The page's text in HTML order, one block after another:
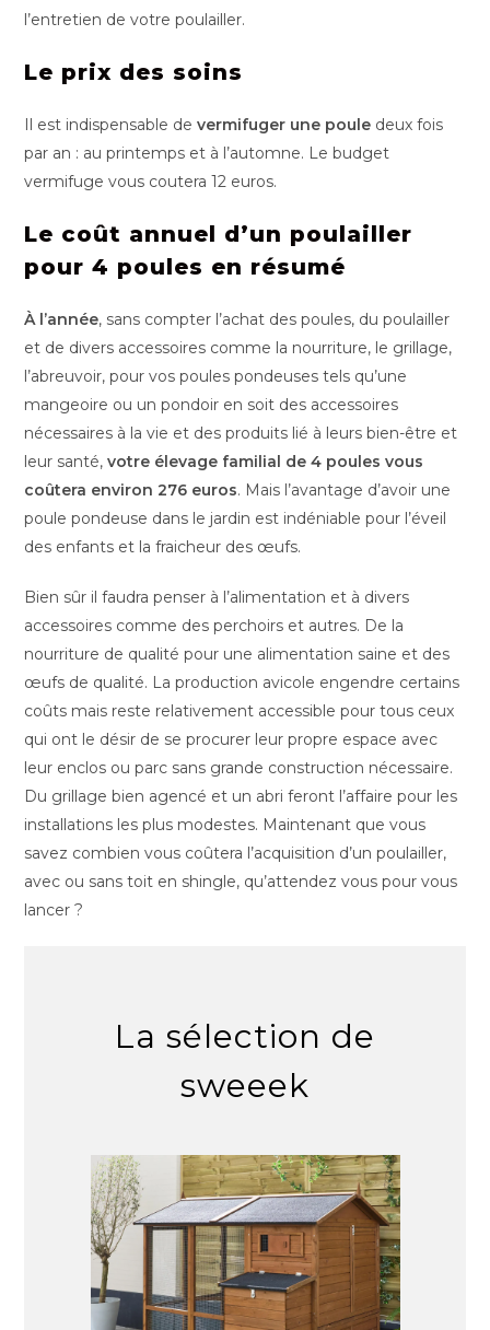
l’entretien de votre poulailler.
Le prix des soins
Il est indispensable devermifuger une poule deux fois
par an : au printemps et à l’automne. Le budget
vermifuge vous coutera 12 euros.
Le coût annuel d’un poulailler
pour 4 poules en résumé
À l’année, sans compter l’achat des poules, du poulailler
et de divers accessoires comme la nourriture, le grillage,
l’abreuvoir, pour vos poules pondeuses tels qu’une
mangeoire ou un pondoir en soit des accessoires
nécessaires à la vie et des produits lié à leurs bien-être et
leur santé,votre élevage familial de 4 poules vous
coûtera environ 276 euros. Mais l’avantage d’avoir une
poule pondeuse dans le jardin est indéniable pour l’éveil
des enfants et la fraicheur des œufs.
Bien sûr il faudra penser à l’alimentation et à divers
accessoires comme des perchoirs et autres. De la
nourriture de qualité pour une alimentation saine et des
œufs de qualité. La production avicole engendre certains
coûts mais reste relativement accessible pour tous ceux
qui ont le désir de se procurer leur propre espace avec
leur enclos ou parc sans grande construction nécessaire.
Du grillage bien agencé et un abri feront l’affaire pour les
installations les plus modestes. Maintenant que vous
savez combien vous coûtera l’acquisition d’un poulailler,
avec ou sans toit en shingle, qu’attendez vous pour vous
lancer ?
La sélection de
sweeek